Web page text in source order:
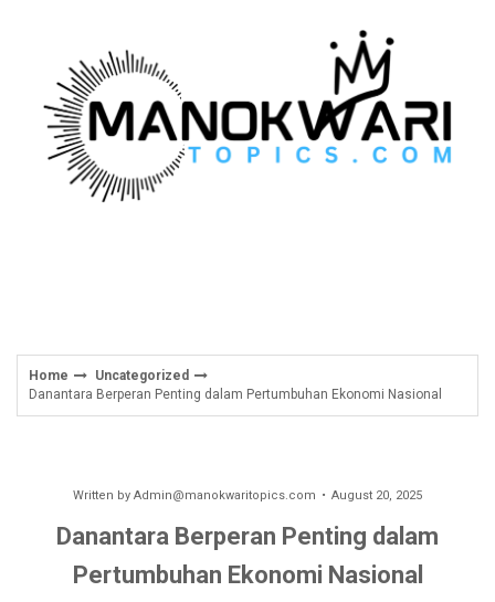
Home
Uncategorized
Danantara Berperan Penting dalam Pertumbuhan Ekonomi Nasional
Written by Admin@manokwaritopics.com August 20, 2025
Danantara Berperan Penting dalam
Pertumbuhan Ekonomi Nasional